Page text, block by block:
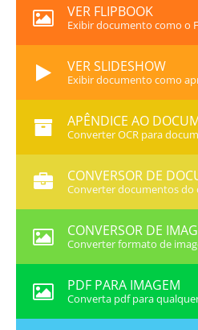
VER FLIPBOOK
Exibir documento como o
VER SLIDESHOW
Exibir documento como
APÊNDICE AO
Converter OCR para
CONVERSOR DE
Converter documentos do
CONVERSOR DE
Converter formato de
PDF PARA IMAGEM
Converta pdf para